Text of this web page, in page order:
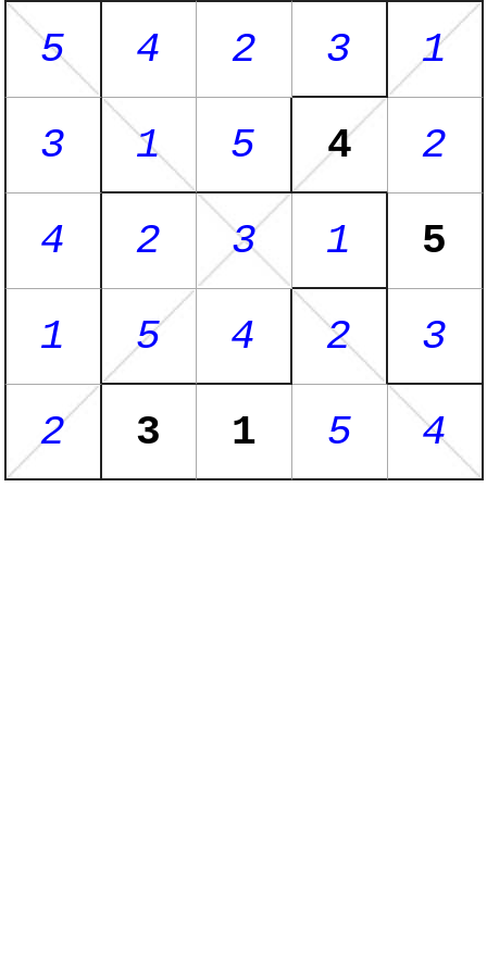
5 4 2 3 1
3 1 5 4 2
4 2 3 1 5
1 5 4 2 3
2 3 1 5 4